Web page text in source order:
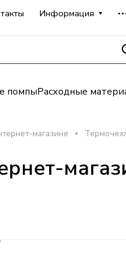
Информация
помпыРасходные
магазине